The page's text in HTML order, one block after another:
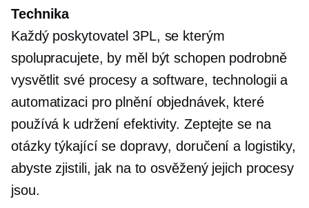
Technika
Každý poskytovatel 3PL, se kterým
spolupracujete, by měl být schopen podrobně
vysvětlit své procesy a software, technologii a
automatizaci pro plnění objednávek, které
používá k udržení efektivity. Zeptejte se na
otázky týkající se dopravy, doručení a logistiky,
abyste zjistili, jak na toosvěženýjejich procesy
jsou.